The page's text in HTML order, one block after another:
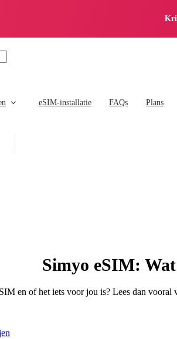
eSIM-installatie FAQs Plans
Simyo eSIM:
en of het iets voor jou is? Lees dan